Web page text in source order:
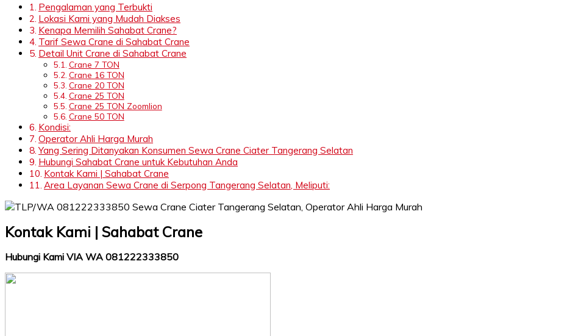
Pengalaman yang Terbukti
Lokasi Kami yang Mudah Diakses
Kenapa Memilih Sahabat Crane?
Tarif Sewa Crane di Sahabat Crane
Detail Unit Crane di Sahabat Crane
Crane 7 TON
Crane 16 TON
Crane 20 TON
Crane 25 TON
Crane 25 TON Zoomlion
Crane 50 TON
Kondisi:
Operator Ahli Harga Murah
Yang Sering Ditanyakan Konsumen Sewa Crane Ciater Tangerang Selatan
Hubungi Sahabat Crane untuk Kebutuhan Anda
Kontak Kami | Sahabat Crane
Area Layanan Sewa Crane di Serpong Tangerang Selatan, Meliputi:
Kontak Kami | Sahabat Crane
Hubungi Kami VIA WA 081222333850